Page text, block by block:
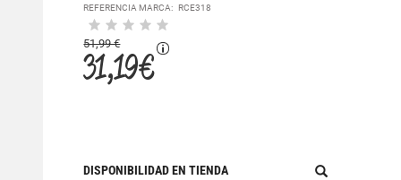
REFERENCIA MARCA:RCE318
51,99 €
31,19 €
DISPONIBILIDAD EN TIENDA